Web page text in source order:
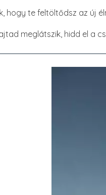
hogy te feltöltődsz az új
meglátszik, hidd el a